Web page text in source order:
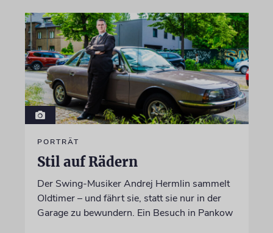
PORTRÄT
Stil auf Rädern
Der Swing-Musiker Andrej Hermlin sammelt
Oldtimer – und fährt sie, statt sie nur in der
Garage zu bewundern. Ein Besuch in Pankow